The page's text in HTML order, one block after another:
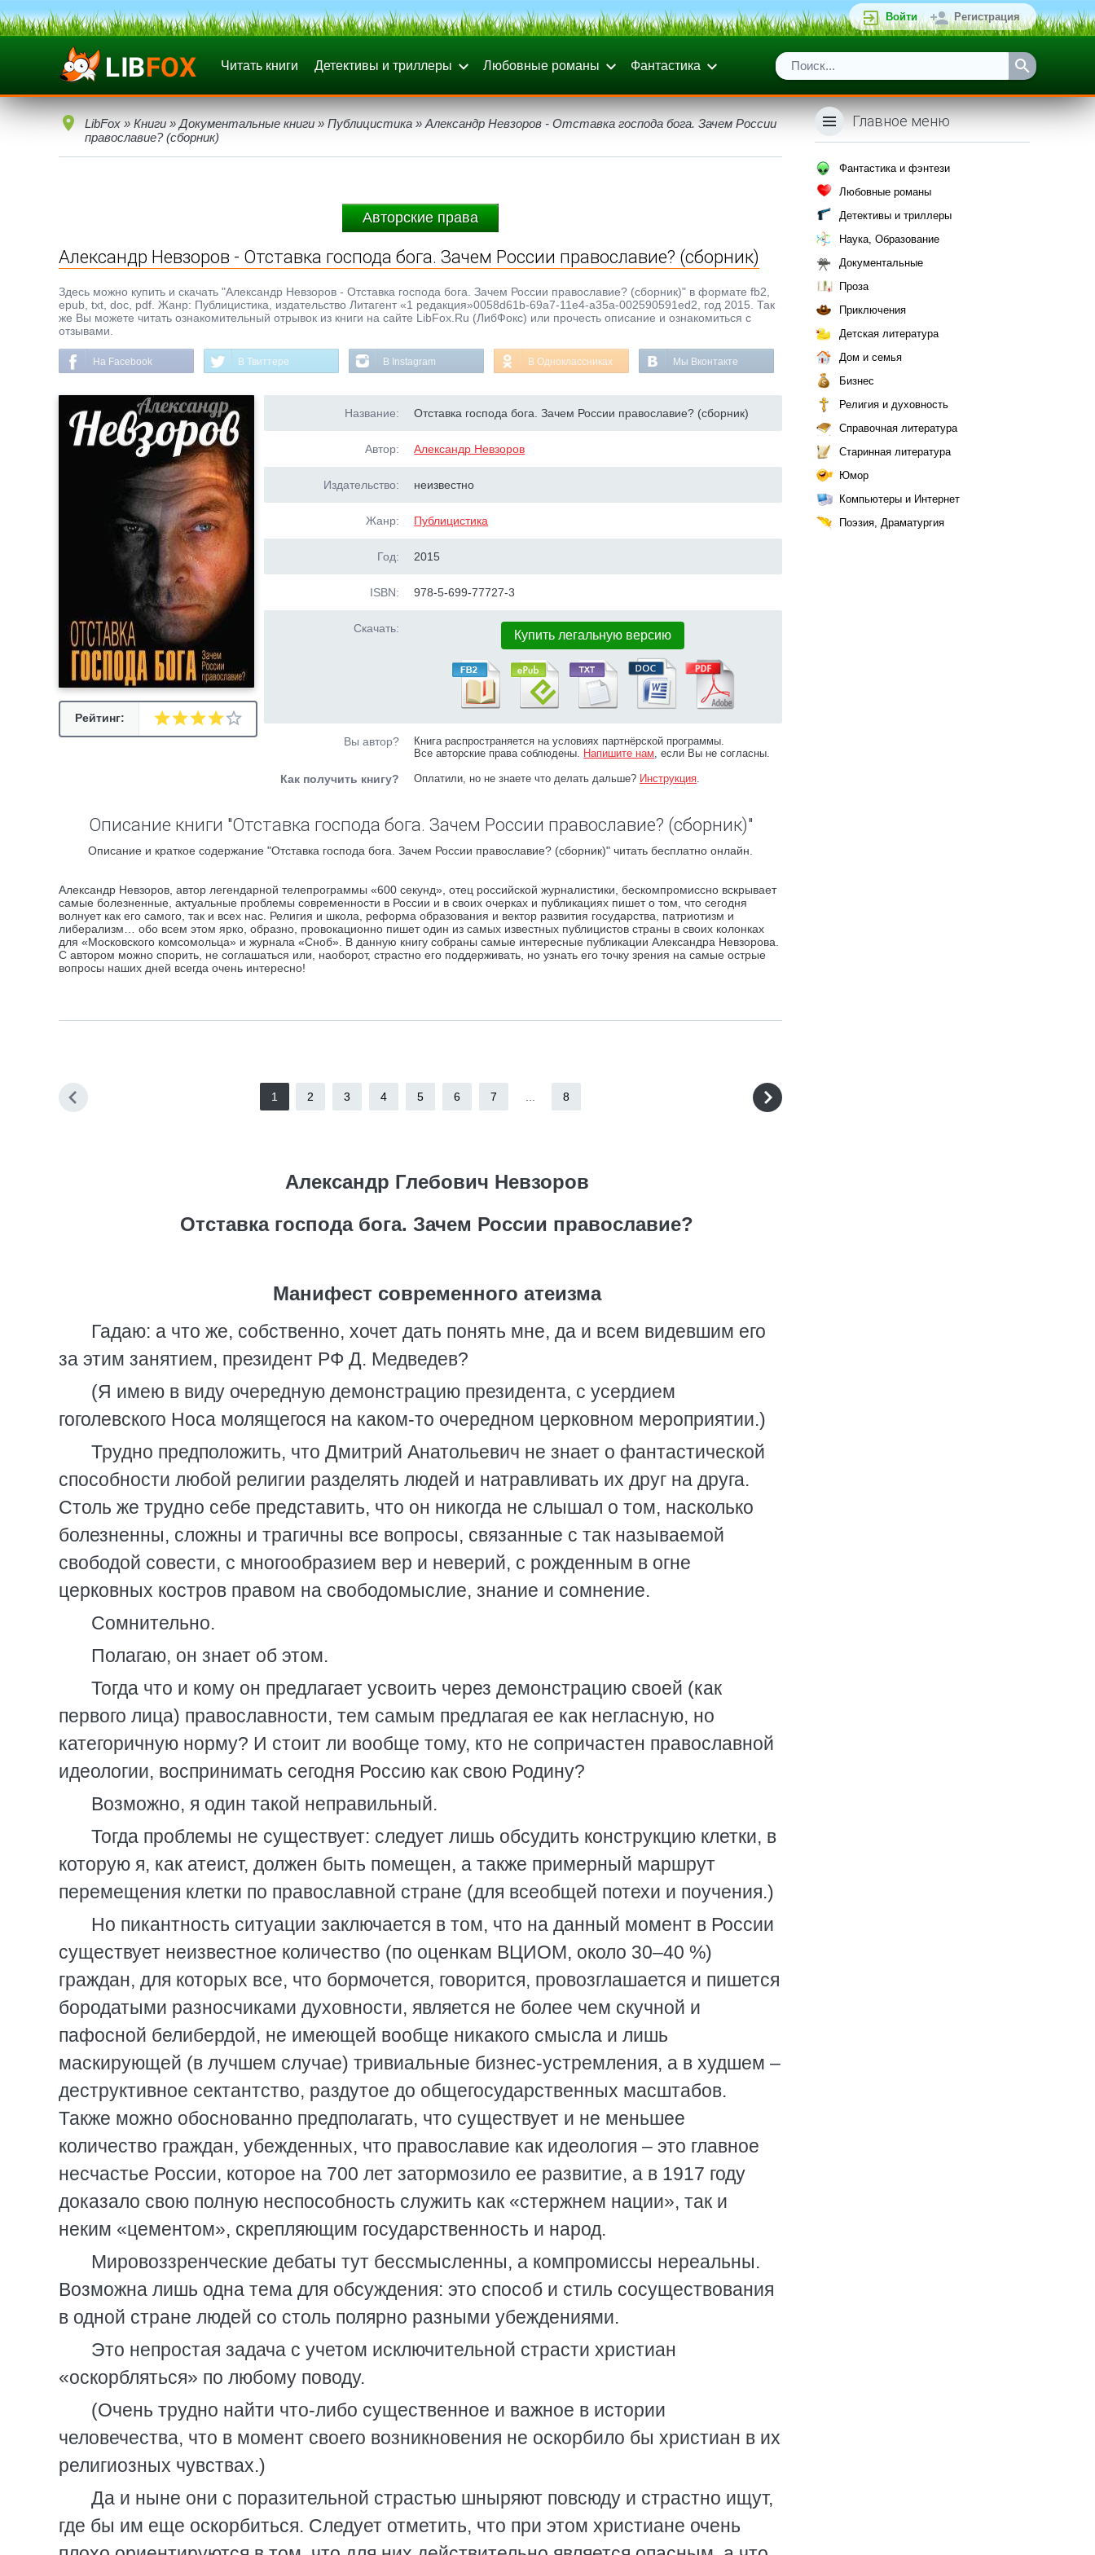
Войти Регистрация
Читать книги Детективы и триллеры Любовные романы Фантастика
LibFox » Книги » Документальные книги » Публицистика » Александр Невзоров - Отставка господа бога. Зачем России
православие? (сборник)
Авторские права
Александр Невзоров - Отставка господа бога. Зачем России православие? (сборник)
Здесь можно купить и скачать "Александр Невзоров - Отставка господа бога. Зачем России православие? (сборник)" в формате fb2,
epub, txt, doc, pdf. Жанр: Публицистика, издательство Литагент «1 редакция»0058d61b-69a7-11e4-a35a-002590591ed2, год 2015. Так
же Вы можете читать ознакомительный отрывок из книги на сайте LibFox.Ru (ЛибФокс) или прочесть описание и ознакомиться с
отзывами.
На Facebook В Твиттере В Instagram В Одноклассниках Мы Вконтакте
Рейтинг:
Название: Отставка господа бога. Зачем России православие? (сборник)
Автор: Александр Невзоров
Издательство: неизвестно
Жанр: Публицистика
Год: 2015
ISBN: 978-5-699-77727-3
Скачать: Купить легальную версию
Вы автор?
Книга распространяется на условиях партнёрской программы.
Все авторские права соблюдены. Напишите нам, если Вы не согласны.
Как получить книгу? Оплатили, но не знаете что делать дальше? Инструкция.
Описание книги "Отставка господа бога. Зачем России православие? (сборник)"
Описание и краткое содержание "Отставка господа бога. Зачем России православие? (сборник)" читать бесплатно онлайн.
Александр Невзоров, автор легендарной телепрограммы «600 секунд», отец российской журналистики, бескомпромиссно вскрывает
самые болезненные, актуальные проблемы современности в России и в своих очерках и публикациях пишет о том, что сегодня
волнует как его самого, так и всех нас. Религия и школа, реформа образования и вектор развития государства, патриотизм и
либерализм… обо всем этом ярко, образно, провокационно пишет один из самых известных публицистов страны в своих колонках
для «Московского комсомольца» и журнала «Сноб». В данную книгу собраны самые интересные публикации Александра Невзорова.
С автором можно спорить, не соглашаться или, наоборот, страстно его поддерживать, но узнать его точку зрения на самые острые
вопросы наших дней всегда очень интересно!
1 2 3 4 5 6 7 8
Александр Глебович Невзоров
Отставка господа бога. Зачем России православие?
Манифест современного атеизма
Гадаю: а что же, собственно, хочет дать понять мне, да и всем видевшим его
за этим занятием, президент РФ Д. Медведев?
(Я имею в виду очередную демонстрацию президента, с усердием
гоголевского Носа молящегося на каком-то очередном церковном мероприятии.)
Трудно предположить, что Дмитрий Анатольевич не знает о фантастической
способности любой религии разделять людей и натравливать их друг на друга.
Столь же трудно себе представить, что он никогда не слышал о том, насколько
болезненны, сложны и трагичны все вопросы, связанные с так называемой
свободой совести, с многообразием вер и неверий, с рожденным в огне
церковных костров правом на свободомыслие, знание и сомнение.
Сомнительно.
Полагаю, он знает об этом.
Тогда что и кому он предлагает усвоить через демонстрацию своей (как
первого лица) православности, тем самым предлагая ее как негласную, но
категоричную норму? И стоит ли вообще тому, кто не сопричастен православной
идеологии, воспринимать сегодня Россию как свою Родину?
Возможно, я один такой неправильный.
Тогда проблемы не существует: следует лишь обсудить конструкцию клетки, в
которую я, как атеист, должен быть помещен, а также примерный маршрут
перемещения клетки по православной стране (для всеобщей потехи и поучения.)
Но пикантность ситуации заключается в том, что на данный момент в России
существует неизвестное количество (по оценкам ВЦИОМ, около 30–40 %)
граждан, для которых все, что бормочется, говорится, провозглашается и пишется
бородатыми разносчиками духовности, является не более чем скучной и
пафосной белибердой, не имеющей вообще никакого смысла и лишь
маскирующей (в лучшем случае) тривиальные бизнес-устремления, а в худшем –
деструктивное сектантство, раздутое до общегосударственных масштабов.
Также можно обоснованно предполагать, что существует и не меньшее
количество граждан, убежденных, что православие как идеология – это главное
несчастье России, которое на 700 лет затормозило ее развитие, а в 1917 году
доказало свою полную неспособность служить как «стержнем нации», так и
неким «цементом», скрепляющим государственность и народ.
Мировоззренческие дебаты тут бессмысленны, а компромиссы нереальны.
Возможна лишь одна тема для обсуждения: это способ и стиль сосуществования
в одной стране людей со столь полярно разными убеждениями.
Это непростая задача с учетом исключительной страсти христиан
«оскорбляться» по любому поводу.
(Очень трудно найти что-либо существенное и важное в истории
человечества, что в момент своего возникновения не оскорбило бы христиан в их
религиозных чувствах.)
Да и ныне они с поразительной страстью шныряют повсюду и страстно ищут,
где бы им еще оскорбиться. Следует отметить, что при этом христиане очень
Главное меню
Фантастика и фэнтези
Любовные романы
Детективы и триллеры
Наука, Образование
Документальные
Проза
Приключения
Детская литература
Дом и семья
Бизнес
Религия и духовность
Справочная литература
Старинная литература
Юмор
Компьютеры и Интернет
Поэзия, Драматургия